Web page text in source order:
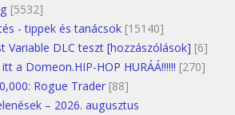
[5532]
- tippek és tanácsok [15140]
Variable DLC teszt [hozzászólások] [6]
a Domeon.HIP-HOP HURÁÁ!!!!!! [270]
Rogue Trader [88]
– 2026. augusztus